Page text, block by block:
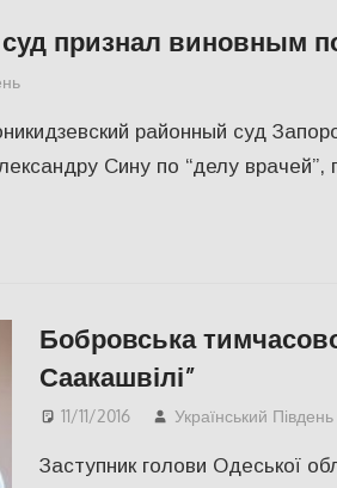
признал виновным
районный суд
Сину по “делу
Бобровська
Саакашвілі”
11/11/2016 Український Південь
Заступник голови Одеської